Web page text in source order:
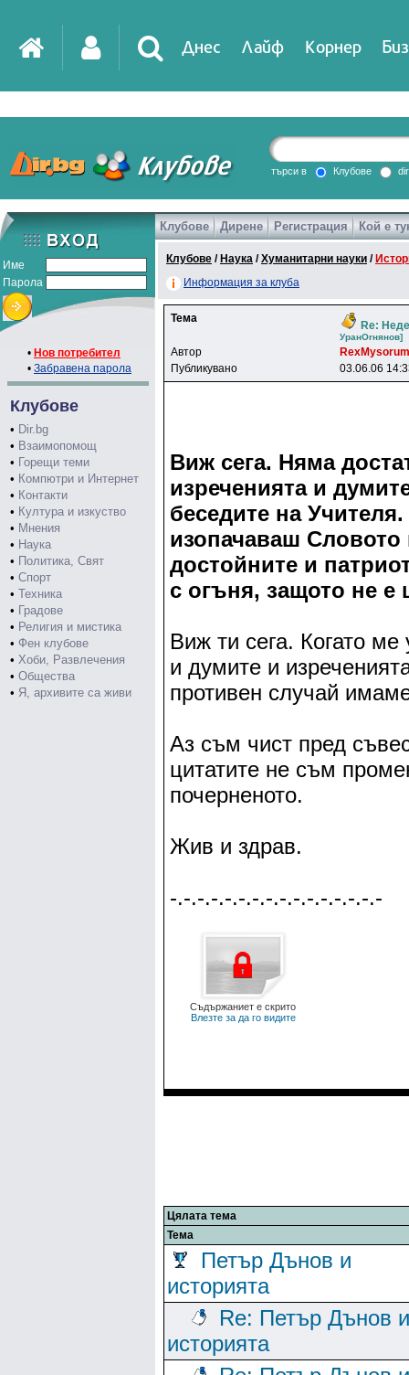
Днес Лайф Корнер
DirTV Impressio
Games
търси в Клубове
Име
Парола
• Нов потребител
• Забравена парола
Клубове
• Dir.bg
• Взаимопомощ
• Горещи теми
• Компютри и Интернет
• Контакти
• Култура и изкуство
• Мнения
• Наука
• Политика, Свят
• Спорт
• Техника
• Градове
• Религия и мистика
• Фен клубове
• Хоби, Развлечения
• Общества
• Я, архивите са живи
Клубове Дирене Регистрация Кой е
Клубове / Наука /Хуманитарни науки /
Информация за клуба
Тема
Re:
УpaнOrнянoв]
Автор
RexMysorum
Публикувано
03.06.06
Виж сега. Няма
изреченията и
беседите на
изопачаваш Словото
достойните и
с огъня, защото не е
Виж ти сега. Когато
и думите и
противен случай
Аз съм чист пред
цитатите не съм
почерненото.
Жив и здрав.
-.-.-.-.-.-.-.-.-.-.-.-.-.-.-.-
Съдържаниет е скрито
Влезте за да го видите
Цялата тема
Тема
Петър Дънов и
историята
Re: Петър Дънов и
историята